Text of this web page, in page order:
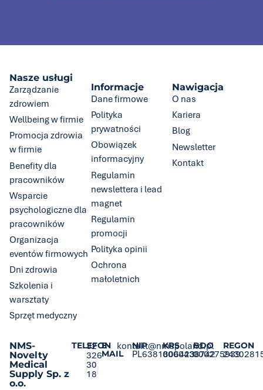
NMS-
Novelty
Medical
Supply Sp. z
o.o.
TELEFON
32
326
30
18
E-
MAIL
kontakt@nmspoland.pl
NIP
PL6381806423
KRS
0000438742
BDO
000275939
REGON
Nasze usługi
Zarządzanie
zdrowiem
Wellbeing w firmie
Promocja zdrowia
w firmie
Benefity dla
pracowników
Wsparcie
psychologiczne dla
pracowników
Organizacja
eventów firmowych
Dni zdrowia
Szkolenia i
warsztaty
Sprzęt medyczny
Informacje
Dane firmowe
Polityka
prywatności
Obowiązek
informacyjny
Regulamin
newslettera i lead
magnet
Regulamin
promocji
Polityka opinii
Ochrona
małoletnich
Nawigacja
O nas
Kariera
Blog
Newsletter
Kontakt